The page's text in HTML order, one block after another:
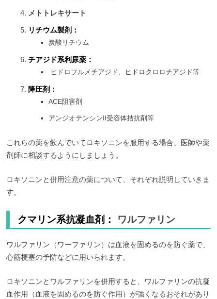
メトトレキサート
リチウム製剤：
炭酸リチウム
チアジド系利尿薬：
ヒドロフルメチアジド、ヒドロクロロチアジド等
降圧剤：
ACE阻害剤
アンジオテンシンII受容体拮抗剤等
これらの薬を飲んでいてロキソニンを服用する場合、医師や薬
剤師に相談するようにしましょう。
ロキソニンと併用注意の薬について、それぞれ説明していきま
す。
クマリン系抗凝血剤： ワルファリン
ワルファリン（ワーファリン）は血液を固めるのを防ぐ薬で、
心筋梗塞の予防などに用いられます。
ロキソニンとワルファリンを併用すると、ワルファリンの抗凝
血作用（血液を固めるのを防ぐ作用）が強くなるおそれがあり